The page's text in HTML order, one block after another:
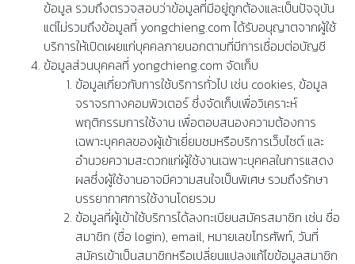
ข้อมูล รวมถึงตรวจสอบว่าข้อมูลที่มีอยู่ถูกต้องและเป็นปัจจุบัน
แต่ไม่รวมถึงข้อมูลที่ yongchieng.com ได้รับอนุญาตจากผู้ใช้
บริการให้เปิดเผยแก่บุคคลภายนอกตามที่มีการเชื่อมต่อบัญชี
ข้อมูลส่วนบุคคลที่ yongchieng.com จัดเก็บ
ข้อมูลเกี่ยวกับการใช้บริการทั่วไป เช่น cookies, ข้อมูล
จราจรทางคอมพิวเตอร์ ซึ่งจัดเก็บเพื่อวิเคราะห์
พฤติกรรมการใช้งาน เพื่อตอบสนองความต้องการ
เฉพาะบุคคลของผู้เข้าเยี่ยมชมหรือบริการเว็บไซต์ และ
อำนวยความสะดวกแก่ผู้ใช้งานเฉพาะบุคคลในการแสดง
ผลซึ่งผู้ใช้งานอาจมีความสนใจเป็นพิเศษ รวมถึงรักษา
บรรยากาศการใช้งานโดยรวม
ข้อมูลที่ผู้เข้าใช้บริการได้ลงทะเบียนสมัครสมาชิก เช่น ชื่อ
สมาชิก (ชื่อ login), email, หมายเลขโทรศัพท์, วันที่
สมัครเข้าเป็นสมาชิกหรือเปลี่ยนแปลงแก้ไขข้อมูลสมาชิก